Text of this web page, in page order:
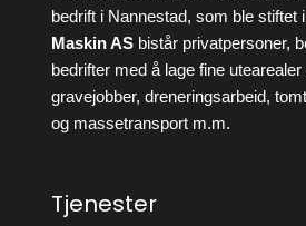
bedrift i Nannestad, som ble stiftet
Maskin AS bistår privatpersoner,
bedrifter med å lage fine
gravejobber, dreneringsarbeid,
og massetransport m.m.
Tjenester